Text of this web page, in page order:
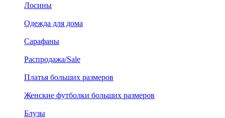
Лосины
Одежда для дома
Сарафаны
Распродажа/Sale
Платья больших размеров
Женские футболки больших размеров
Блузы